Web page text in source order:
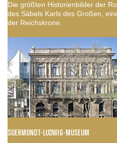
Die größten Historienbilder der
des Säbels Karls des Großen,
der Reichskrone.
SUERMONDT-LUDWIG-MUSEUM